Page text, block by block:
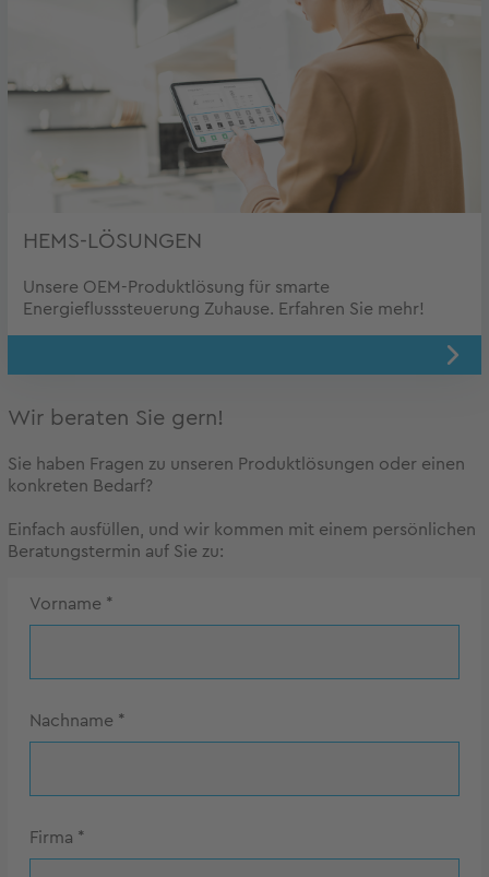
HEMS-LÖSUNGEN
Unsere OEM-Produktlösung für smarte
Energieflusssteuerung Zuhause. Erfahren Sie mehr!
Wir beraten Sie gern!
Sie haben Fragen zu unseren Produktlösungen oder einen
konkreten Bedarf?
Einfach ausfüllen, und wir kommen mit einem persönlichen
Beratungstermin auf Sie zu:
Vorname *
Nachname *
Firma *